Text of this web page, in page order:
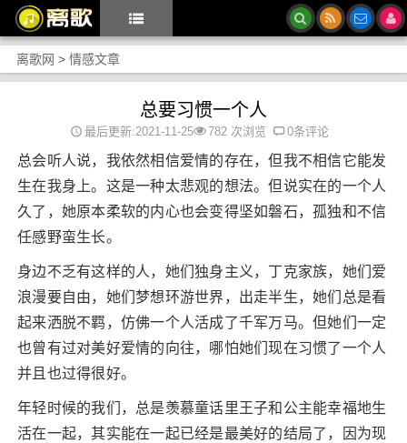
离歌网 > 情感文章
总要习惯一个人
最后更新:2021-11-25 782 次浏览 0条评论
总会听人说，我依然相信爱情的存在，但我不相信它能发
生在我身上。这是一种太悲观的想法。但说实在的一个人
久了，她原本柔软的内心也会变得坚如磐石，孤独和不信
任感野蛮生长。
身边不乏有这样的人，她们独身主义，丁克家族，她们爱
浪漫要自由，她们梦想环游世界，出走半生，她们总是看
起来洒脱不羁，仿佛一个人活成了千军万马。但她们一定
也曾有过对美好爱情的向往，哪怕她们现在习惯了一个人
并且也过得很好。
年轻时候的我们，总是羡慕童话里王子和公主能幸福地生
活在一起，其实能在一起已经是最美好的结局了，因为现